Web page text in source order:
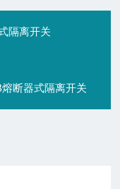
隔离开关
断器式隔离开关